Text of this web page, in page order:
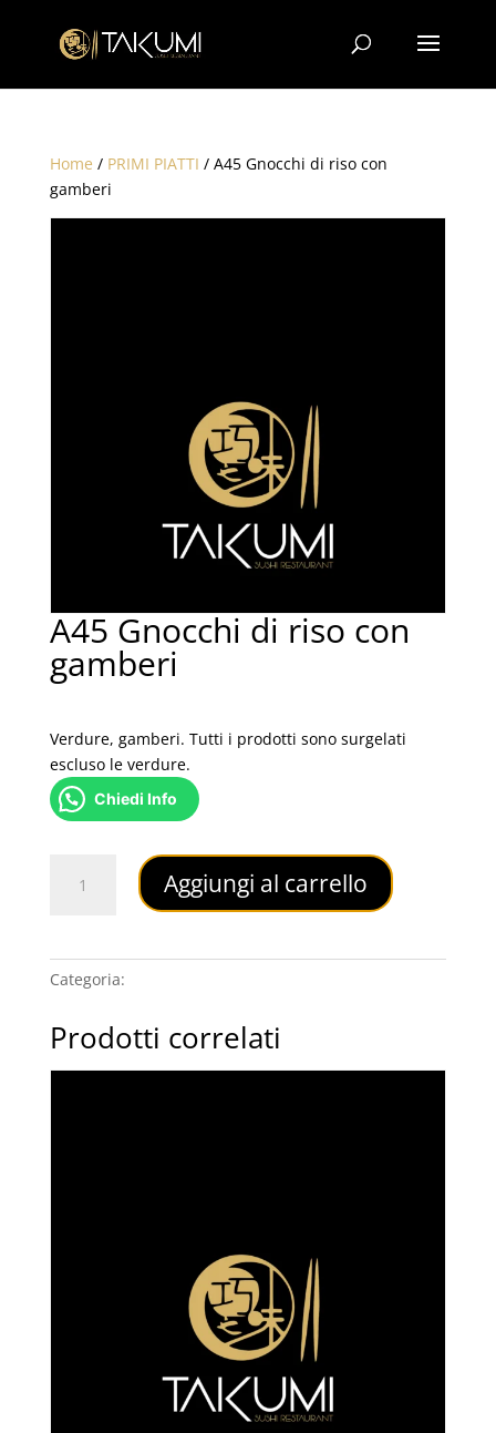
Home / PRIMI PIATTI / A45 Gnocchi di riso con
gamberi
A45 Gnocchi di riso con
gamberi
Verdure, gamberi. Tutti i prodotti sono surgelati
escluso le verdure.
Chiedi Info
Gnocchi
gamberi
Aggiungi al carrello
Categoria:
Prodotti correlati